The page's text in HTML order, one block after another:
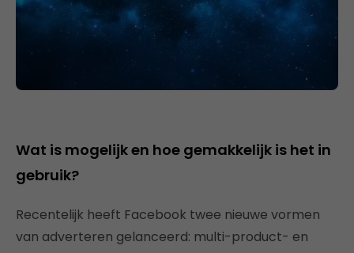
Wat is mogelijk en hoe gemakkelijk is het in
gebruik?
Recentelijk heeft Facebook twee nieuwe vormen
van adverteren gelanceerd: multi-product- en